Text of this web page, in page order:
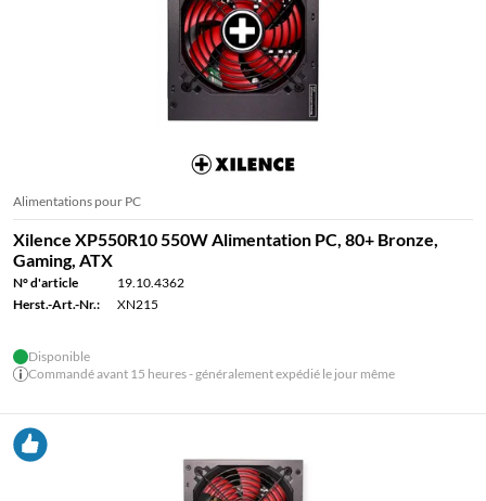
Alimentations pour PC
Xilence XP550R10 550W Alimentation PC, 80+ Bronze,
Gaming, ATX
N° d'article
19.10.4362
Herst.-Art.-Nr.:
XN215
Disponible
Commandé avant 15 heures - généralement expédié le jour même